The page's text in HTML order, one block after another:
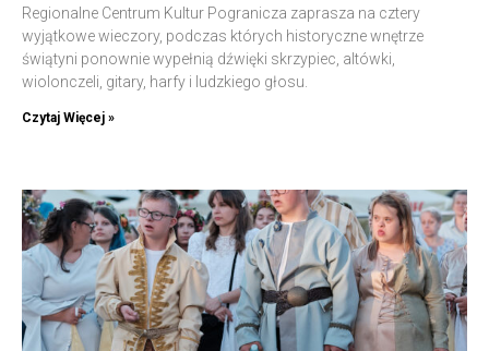
Regionalne Centrum Kultur Pogranicza zaprasza na cztery
wyjątkowe wieczory, podczas których historyczne wnętrze
świątyni ponownie wypełnią dźwięki skrzypiec, altówki,
wiolonczeli, gitary, harfy i ludzkiego głosu.
Czytaj Więcej »